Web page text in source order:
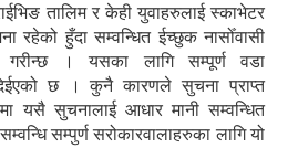
तालिम र केही युवाहरुलाई स्काभेटर
रहेको हुँदा सम्वन्धित ईच्छुक नासोँवासी
गरीन्छ । यसका लागि सम्पूर्ण वडा
छ । कुनै कारणले सुचना प्राप्त
यसै सुचनालाई आधार मानी सम्वन्धित
सम्पुर्ण सरोकारवालाहरुका लागि यो